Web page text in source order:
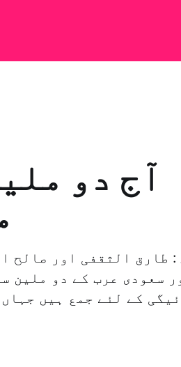
آج دو
طارق الثقفی اور صالح
سعودی عرب کے دو ملین
کے لئے جمع ہیں